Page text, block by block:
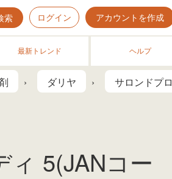
索 ログイン アカウントを作成
最新トレンド ヘルプ
ダリヤ サロンドプロ
5(JANコー